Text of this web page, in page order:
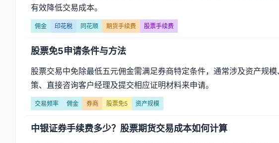
【佣
金】
文
章
列
表
有效降低交易成本。
佣金 印花税 同花顺 期货手续费 股票手续费
股票免5申请条件与方法
股票交易中免除最低五元佣金需满足券商特定条件，通常涉及资产规
策、直接咨询客户经理及提交相应证明材料来申请。
交易频率 佣金 券商 股票免5 资产规模
中银证券手续费多少？股票期货交易成本如何计算